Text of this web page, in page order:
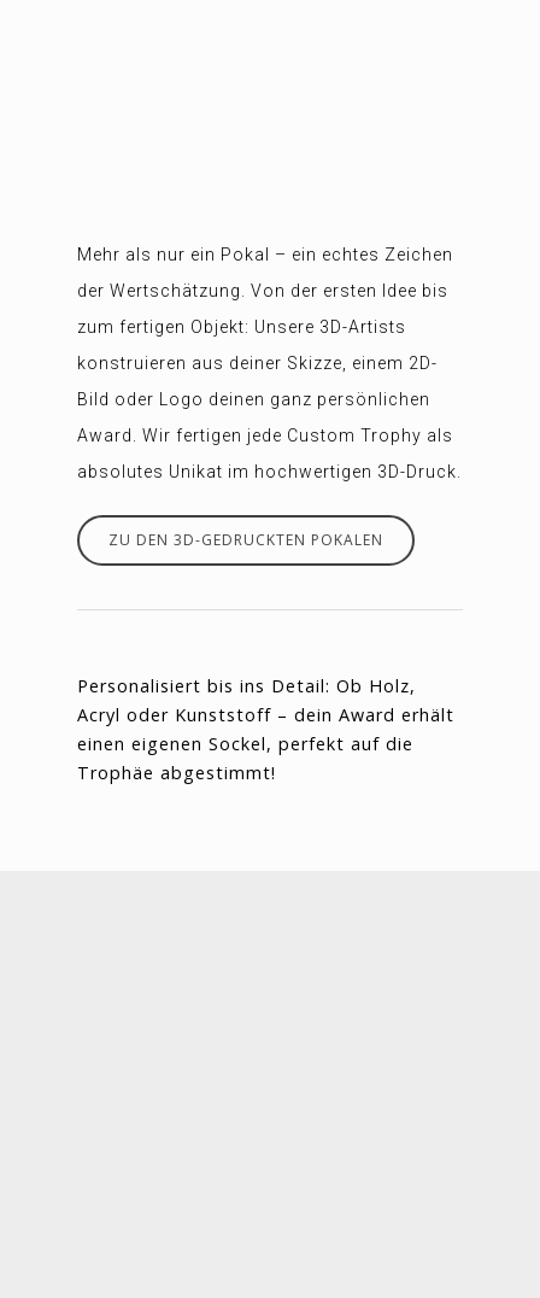
Mehr als nur ein Pokal – ein echtes Zeichen
der Wertschätzung. Von der ersten Idee bis
zum fertigen Objekt: Unsere 3D-Artists
konstruieren aus deiner Skizze, einem 2D-
Bild oder Logo deinen ganz persönlichen
Award. Wir fertigen jede Custom Trophy als
absolutes Unikat im hochwertigen 3D-Druck.
ZU DEN 3D-GEDRUCKTEN POKALEN
Personalisiert bis ins Detail: Ob Holz,
Acryl oder Kunststoff – dein Award erhält
einen eigenen Sockel, perfekt auf die
Trophäe abgestimmt!